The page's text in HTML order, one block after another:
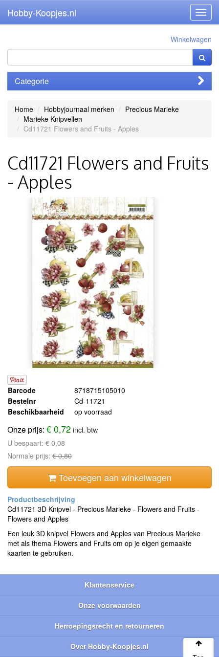
Hobby-Koopjes.nl
Winkelwagen
Categorie
Home Hobbyjournaal merken
Precious Marieke
Marieke Knipvellen
Cd11721 Flowers and Fruits - Apples
Cd11721 Flowers and Fruits
- Apples
Barcode
8718715105010
Bestelnr
Cd-11721
Beschikbaarheid
op voorraad
Onze prijs: € 0,72incl. btw
U bespaart: € 0,08
Normale prijs: € 0,80
Toevoegen aan winkelwagen
Cd11721 3D Knipvel - Precious Marieke - Flowers and Fruits -
Flowers and Apples
Een leuk 3D knipvel Flowers and Apples van Precious Marieke
met als thema Flowers and Fruits om op je eigen gemaakte
kaarten te gebruiken.
Klantenservice
Onze voorwaarden
Herroepingsrecht en retourneren
Over Hobby-Koopjes.nl